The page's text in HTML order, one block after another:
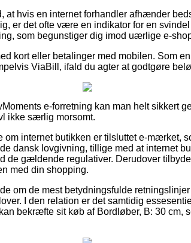
at hvis en internet forhandler afhænder
er det ofte være en indikator for en
som begunstiger dig imod uærlige e-
kort eller betalinger med mobilen. Som
ViaBill, ifald du agter at godtgøre
e-forretning kan man helt sikkert
ikke særlig morsomt.
internet butikken er tilsluttet e-mærket,
dansk lovgivning, tillige med at internet
de gældende regulativer. Derudover
med din shopping.
om de mest betydningsfulde
I den relation er det samtidig
bekræfte sit køb af Bordløber, B: 30 cm,